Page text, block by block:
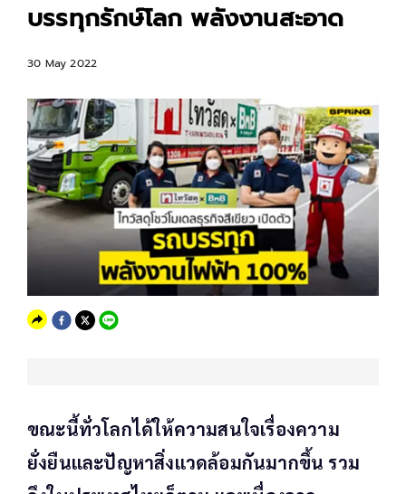
บรรทุกรักษ์โลก พลังงานสะอาด
30 May 2022
ขณะนี้ทั่วโลกได้ให้ความสนใจเรื่องความ
ยั่งยืนและปัญหาสิ่งแวดล้อมกันมากขึ้น รวม